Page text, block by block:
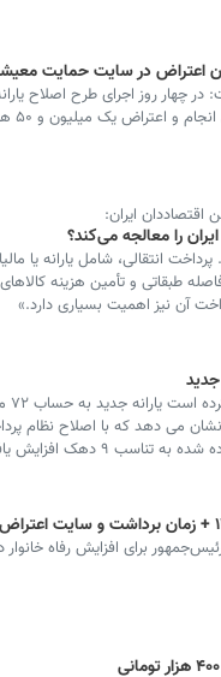
اعتراض در سایت حمایت
در چهار روز اجرای طرح اصلاح
اقتصاددان ایران:
را معالجه می‌کند؟
انتقالی، شامل یارانه یا
طبقاتی و تأمین هزینه
آن نیز اهمیت بسیاری دارد.»
می دهد که با اصلاح نظام
دهک افزایش یافته است.
برای افزایش رفاه